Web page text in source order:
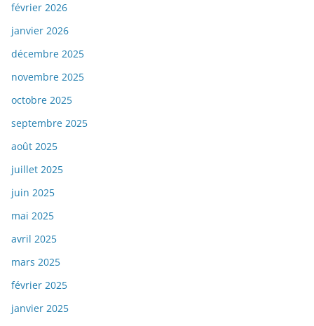
février 2026
janvier 2026
décembre 2025
novembre 2025
octobre 2025
septembre 2025
août 2025
juillet 2025
juin 2025
mai 2025
avril 2025
mars 2025
février 2025
janvier 2025